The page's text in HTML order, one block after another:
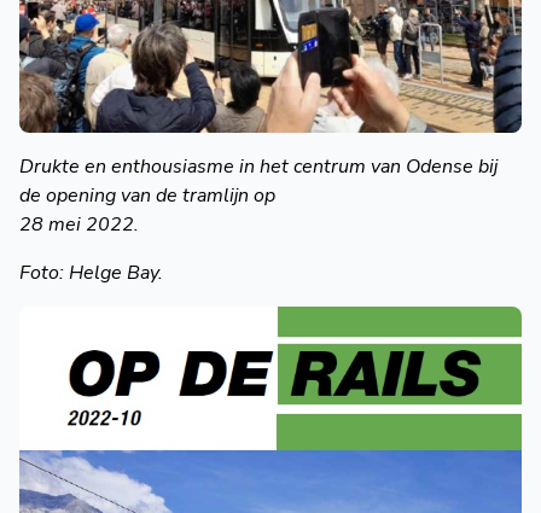
Drukte en enthousiasme in het centrum van Odense bij
de opening van de tramlijn op
28 mei 2022.
Foto: Helge Bay.